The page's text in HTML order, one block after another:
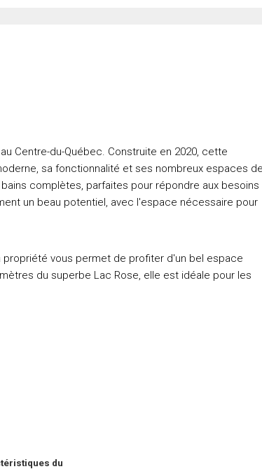
Centre-du-Québec. Construite en 2020, cette
sa fonctionnalité et ses nombreux espaces de
complètes, parfaites pour répondre aux besoins
un beau potentiel, avec l'espace nécessaire pour
propriété vous permet de profiter d'un bel espace
du superbe Lac Rose, elle est idéale pour les
du